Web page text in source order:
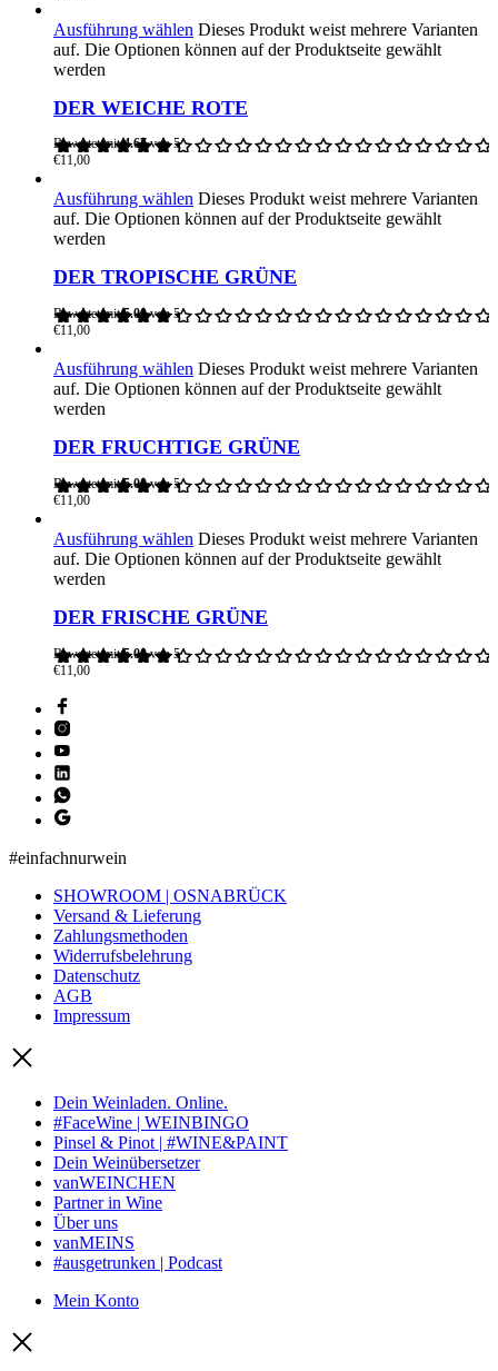
Ausführung wählen Dieses Produkt weist mehrere Varianten
auf. Die Optionen können auf der Produktseite gewählt
werden
DER WEICHE ROTE
Bewertet mit4.67von 5
€11,00
Ausführung wählen Dieses Produkt weist mehrere Varianten
auf. Die Optionen können auf der Produktseite gewählt
werden
DER TROPISCHE GRÜNE
Bewertet mit5.00von 5
€11,00
Ausführung wählen Dieses Produkt weist mehrere Varianten
auf. Die Optionen können auf der Produktseite gewählt
werden
DER FRUCHTIGE GRÜNE
Bewertet mit5.00von 5
€11,00
Ausführung wählen Dieses Produkt weist mehrere Varianten
auf. Die Optionen können auf der Produktseite gewählt
werden
DER FRISCHE GRÜNE
Bewertet mit5.00von 5
€11,00
#einfachnurwein
SHOWROOM | OSNABRÜCK
Versand & Lieferung
Zahlungsmethoden
Widerrufsbelehrung
Datenschutz
AGB
Impressum
Dein Weinladen. Online.
#FaceWine | WEINBINGO
Pinsel & Pinot | #WINE&PAINT
Dein Weinübersetzer
vanWEINCHEN
Partner in Wine
Über uns
vanMEINS
#ausgetrunken | Podcast
Mein Konto